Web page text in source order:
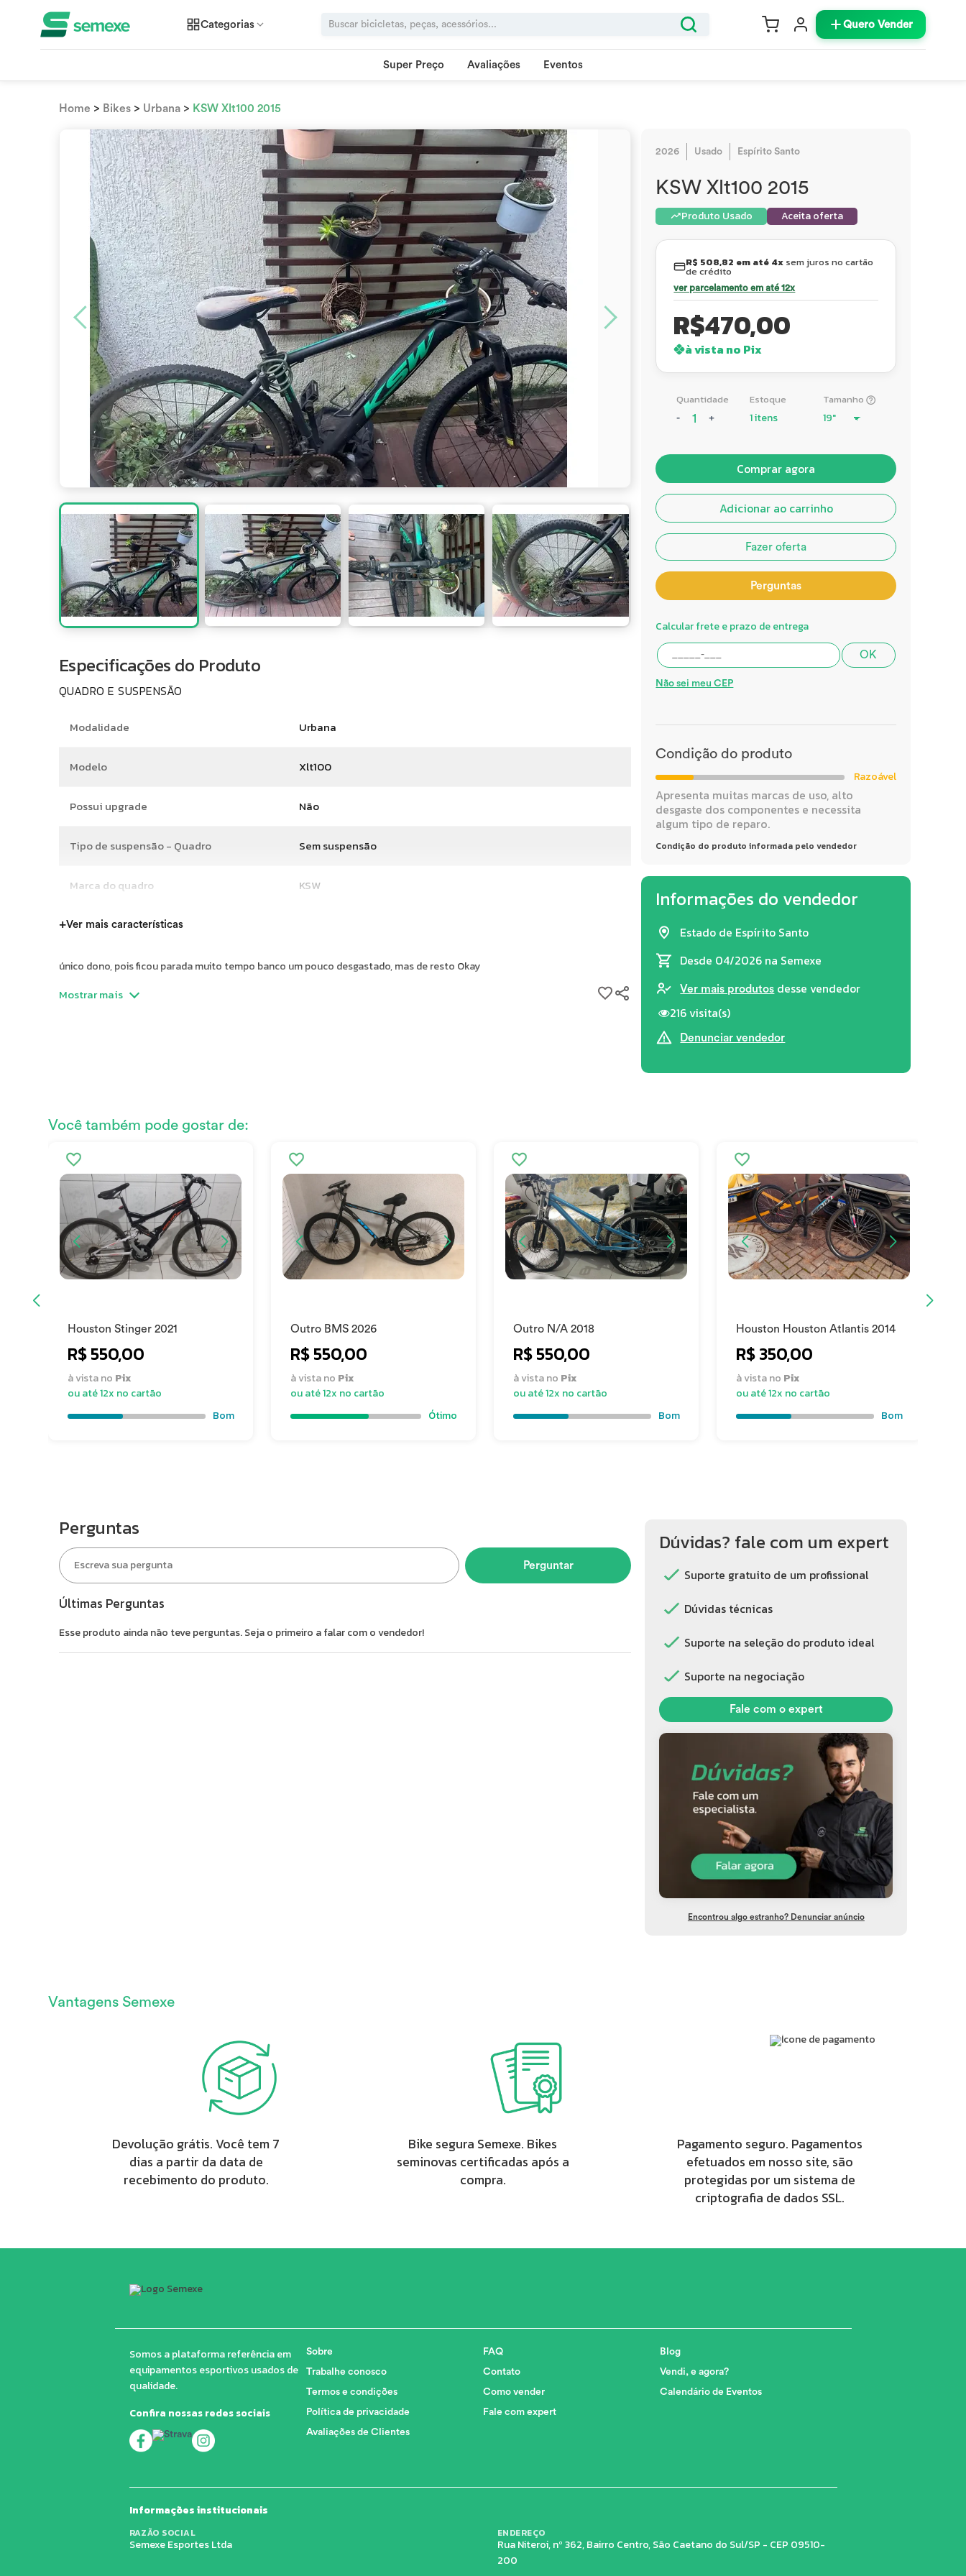
Categorias Quero Vender
Super Preço Avaliações Eventos
Home > Bikes > Urbana > KSW Xlt100 2015
Especificações do Produto
QUADRO E SUSPENSÃO
Modalidade Urbana
Modelo Xlt100
Possui upgrade Não
Tipo de suspensão - Quadro Sem suspensão
Marca do quadro KSW
Material do quadro
Tamanho do quadro 19"
Ano
Tamanho da roda (aro)
OUTROS
Condição Usado
Estado de conservação Razoável
O produto tem Nota fiscal ou DARF Não
+Ver mais características
único dono, pois ficou parada muito tempo banco um pouco desgastado, mas de resto Okay
Mostrar mais
2026 Usado Espírito Santo
KSW Xlt100 2015
Produto Usado Aceita oferta
R$ 508,82 em até 4xsem juros no cartão
de crédito
ver parcelamento em até 12x
R$470,00
à vista no Pix
Quantidade
- +
Estoque
1 itens
Tamanho
Comprar agora
Adicionar ao carrinho
Fazer oferta
Perguntas
Calcular frete e prazo de entrega
OK
Não sei meu CEP
Condição do produto
Razoável
Apresenta muitas marcas de uso, alto
desgaste dos componentes e necessita
algum tipo de reparo.
Condição do produto informada pelo vendedor
Informações do vendedor
Estado de Espírito Santo
Desde 04/2026 na Semexe
Ver mais produtos desse vendedor
216 visita(s)
Denunciar vendedor
Você também pode gostar de:
Houston Stinger 2021
R$ 550,00
à vista no Pix
ou até 12x no cartão
Bom
Outro BMS 2026
R$ 550,00
à vista no Pix
ou até 12x no cartão
Ótimo
Outro N/A 2018
R$ 550,00
à vista no Pix
ou até 12x no cartão
Bom
Houston Houston Atlantis 2014
R$ 350,00
à vista no Pix
ou até 12x no cartão
Bom
Perguntas
Perguntar
Últimas Perguntas
Esse produto ainda não teve perguntas. Seja o primeiro a falar com o vendedor!
Dúvidas? fale com um expert
Suporte gratuito de um profissional
Dúvidas técnicas
Suporte na seleção do produto ideal
Suporte na negociação
Fale com o expert
Encontrou algo estranho? Denunciar anúncio
Vantagens Semexe
Devolução grátis. Você tem 7
dias a partir da data de
recebimento do produto.
Bike segura Semexe. Bikes
seminovas certificadas após a
compra.
Pagamento seguro. Pagamentos
efetuados em nosso site, são
protegidas por um sistema de
criptografia de dados SSL.
Somos a plataforma referência em
equipamentos esportivos usados de
qualidade.
Confira nossas redes sociais
Sobre
Trabalhe conosco
Termos e condições
Política de privacidade
Avaliações de Clientes
FAQ
Contato
Como vender
Fale com expert
Blog
Vendi, e agora?
Calendário de Eventos
Informações institucionais
RAZÃO SOCIAL
Semexe Esportes Ltda
ENDEREÇO
Rua Niteroi, nº 362, Bairro Centro, São Caetano do Sul/SP - CEP 09510-
200